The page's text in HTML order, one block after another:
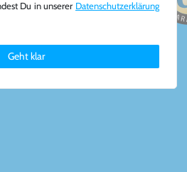
Du in unserer Daten­schutz­erklärung
Geht klar